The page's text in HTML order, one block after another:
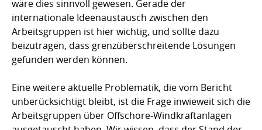
wäre dies sinnvoll gewesen. Gerade der
internationale Ideenaustausch zwischen den
Arbeitsgruppen ist hier wichtig, und sollte dazu
beizutragen, dass grenzüberschreitende Lösungen
gefunden werden können.
Eine weitere aktuelle Problematik, die vom Bericht
unberücksichtigt bleibt, ist die Frage inwieweit sich die
Arbeitsgruppen über Offschore-Windkraftanlagen